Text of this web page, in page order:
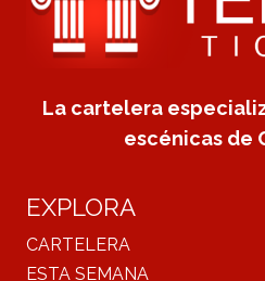
La cartelera
escénicas de
EXPLORA
CARTELERA
ESTA SEMANA